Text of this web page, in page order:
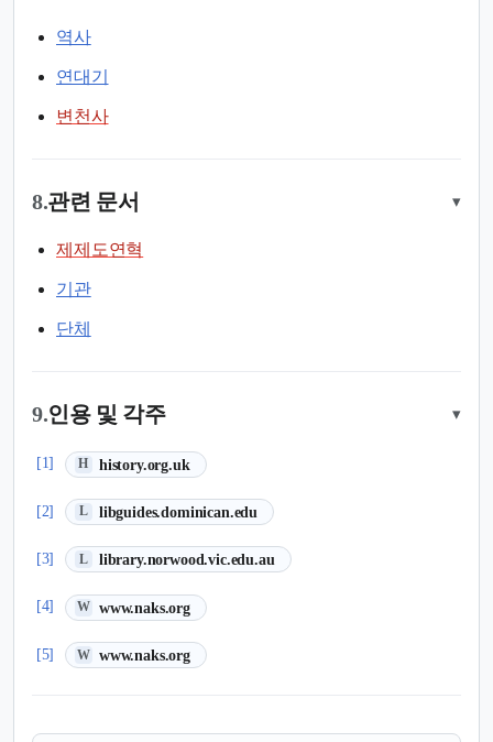
역사
연대기
변천사
8.관련 문서 ▾
제제도연혁
기관
단체
9.인용 및 각주 ▾
[1] H history.org.uk
(새 탭에서 열림)
[2] L libguides.dominican.edu
(새 탭에서 열림)
[3] L library.norwood.vic.edu.au
(새 탭에서 열림)
[4] W www.naks.org
(새 탭에서 열림)
[5] W www.naks.org
(새 탭에서 열림)